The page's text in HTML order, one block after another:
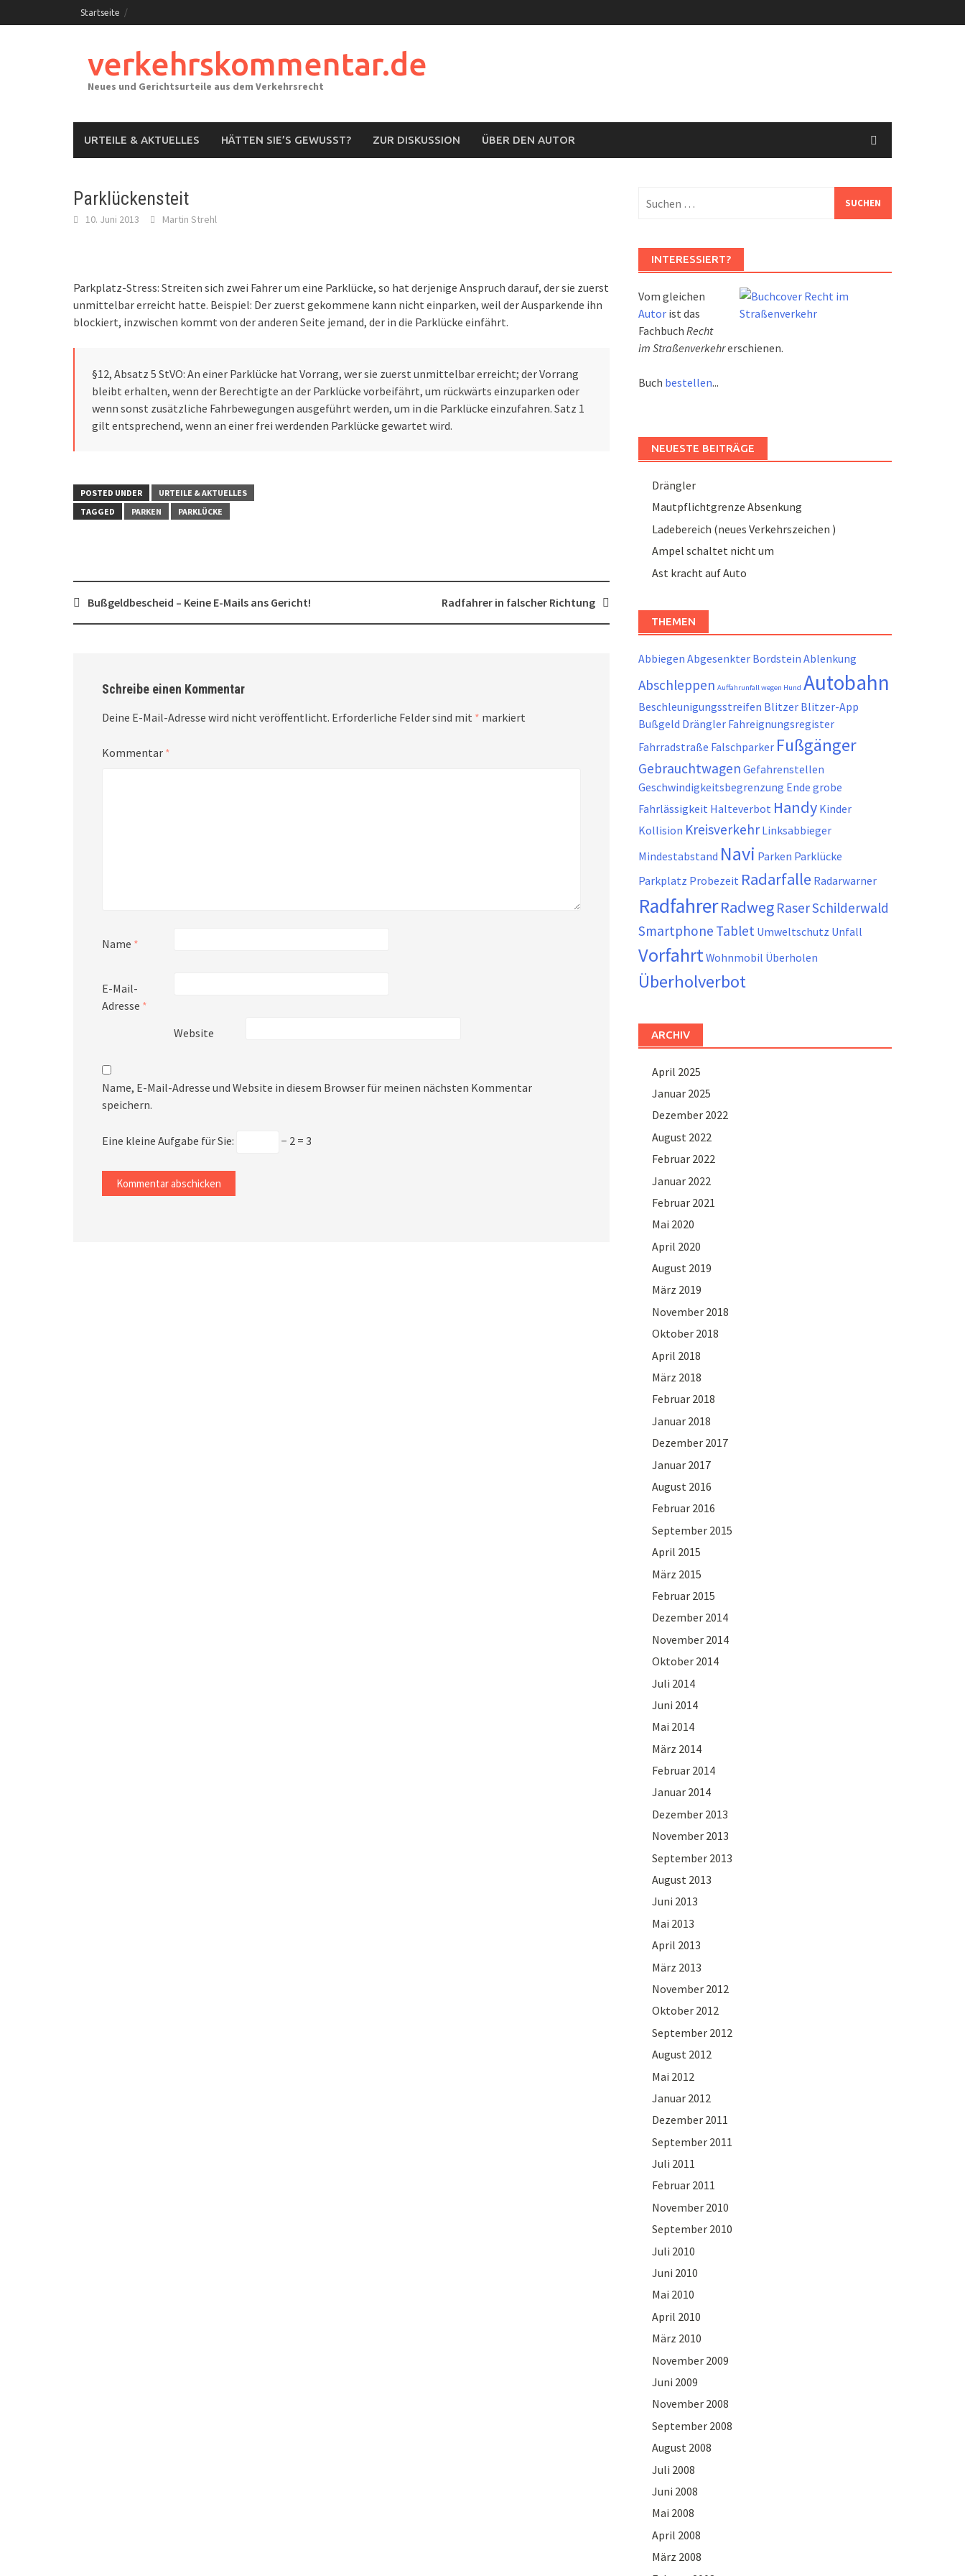
to
Startseite
verkehrskommentar.de
Neues und Gerichtsurteile aus dem Verkehrsrecht
URTEILE & AKTUELLES HÄTTEN SIE’S GEWUSST? ZUR DISKUSSION ÜBER DEN AUTOR
Parklückensteit
10. Juni 2013 Martin Strehl
Parkplatz-Stress: Streiten sich zwei Fahrer um eine Parklücke, so hat derjenige Anspruch darauf, der sie zuerst
unmittelbar erreicht hatte. Beispiel: Der zuerst gekommene kann nicht einparken, weil der Ausparkende ihn
blockiert, inzwischen kommt von der anderen Seite jemand, der in die Parklücke einfährt.
§12, Absatz 5 StVO: An einer Parklücke hat Vorrang, wer sie zuerst unmittelbar erreicht; der Vorrang
bleibt erhalten, wenn der Berechtigte an der Parklücke vorbeifährt, um rückwärts einzuparken oder
wenn sonst zusätzliche Fahrbewegungen ausgeführt werden, um in die Parklücke einzufahren. Satz 1
gilt entsprechend, wenn an einer frei werdenden Parklücke gewartet wird.
POSTED UNDER
URTEILE & AKTUELLES
TAGGED
PARKEN PARKLÜCKE
Post
navigation
Bußgeldbescheid – Keine E-Mails ans Gericht! Radfahrer in falscher Richtung
Schreibe einen Kommentar
Deine E-Mail-Adresse wird nicht veröffentlicht. Erforderliche Felder sind mit * markiert
Kommentar *
Name *
E-Mail-
Adresse *
Website
Name, E-Mail-Adresse und Website in diesem Browser für meinen nächsten Kommentar
speichern.
Eine kleine Aufgabe für Sie: − 2 = 3
nach:
INTERESSIERT?
Vom gleichen
Autorist das
Fachbuch Recht
im Straßenverkehrerschienen.
Buch bestellen...
NEUESTE BEITRÄGE
Drängler
Mautpflichtgrenze Absenkung
Ladebereich (neues Verkehrszeichen )
Ampel schaltet nicht um
Ast kracht auf Auto
THEMEN
Abbiegen Abgesenkter Bordstein Ablenkung
Abschleppen Auffahrunfall wegen Hund Autobahn
Beschleunigungsstreifen Blitzer Blitzer-App
Bußgeld Drängler Fahreignungsregister
Fahrradstraße Falschparker Fußgänger
Gebrauchtwagen Gefahrenstellen
Geschwindigkeitsbegrenzung Ende grobe
Fahrlässigkeit Halteverbot Handy Kinder
Kollision Kreisverkehr Linksabbieger
Mindestabstand Navi Parken Parklücke
Parkplatz Probezeit Radarfalle Radarwarner
RadfahrerRadweg RaserSchilderwald
Smartphone Tablet Umweltschutz Unfall
Vorfahrt Wohnmobil Überholen
Überholverbot
ARCHIV
April 2025
Januar 2025
Dezember 2022
August 2022
Februar 2022
Januar 2022
Februar 2021
Mai 2020
April 2020
August 2019
März 2019
November 2018
Oktober 2018
April 2018
März 2018
Februar 2018
Januar 2018
Dezember 2017
Januar 2017
August 2016
Februar 2016
September 2015
April 2015
März 2015
Februar 2015
Dezember 2014
November 2014
Oktober 2014
Juli 2014
Juni 2014
Mai 2014
März 2014
Februar 2014
Januar 2014
Dezember 2013
November 2013
September 2013
August 2013
Juni 2013
Mai 2013
April 2013
März 2013
November 2012
Oktober 2012
September 2012
August 2012
Mai 2012
Januar 2012
Dezember 2011
September 2011
Juli 2011
Februar 2011
November 2010
September 2010
Juli 2010
Juni 2010
Mai 2010
April 2010
März 2010
November 2009
Juni 2009
November 2008
September 2008
August 2008
Juli 2008
Juni 2008
Mai 2008
April 2008
März 2008